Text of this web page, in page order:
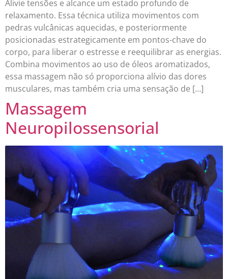
Alivie tensões e alcance um estado profundo de
relaxamento. Essa técnica utiliza movimentos com
pedras vulcânicas aquecidas, e posteriormente
posicionadas estrategicamente em pontos-chave do
corpo, para liberar o estresse e reequilibrar as energias.
Combina movimentos ao uso de óleos aromatizados,
essa massagem não só proporciona alívio das dores
musculares, mas também cria uma sensação de […]
Massagem
Neuropilossensorial